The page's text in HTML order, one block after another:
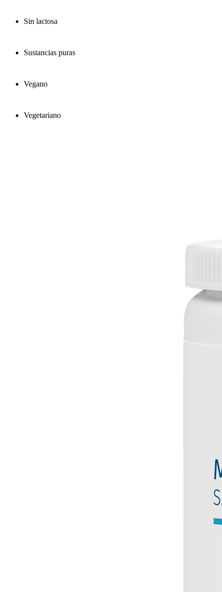
Sin lactosa
Sustancias puras
Vegano
Vegetariano